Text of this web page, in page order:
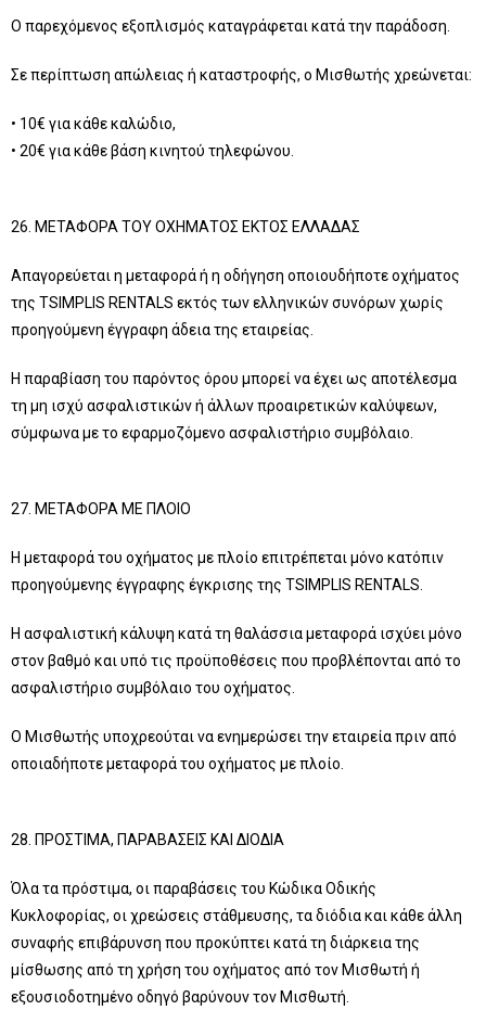
Ο παρεχόμενος εξοπλισμός καταγράφεται κατά την παράδοση.
Σε περίπτωση απώλειας ή καταστροφής, ο Μισθωτής χρεώνεται:
• 10€ για κάθε καλώδιο,
• 20€ για κάθε βάση κινητού τηλεφώνου.
26. ΜΕΤΑΦΟΡΑ ΤΟΥ ΟΧΗΜΑΤΟΣ ΕΚΤΟΣ ΕΛΛΑΔΑΣ
Απαγορεύεται η μεταφορά ή η οδήγηση οποιουδήποτε οχήματος
της TSIMPLIS RENTALS εκτός των ελληνικών συνόρων χωρίς
προηγούμενη έγγραφη άδεια της εταιρείας.
Η παραβίαση του παρόντος όρου μπορεί να έχει ως αποτέλεσμα
τη μη ισχύ ασφαλιστικών ή άλλων προαιρετικών καλύψεων,
σύμφωνα με το εφαρμοζόμενο ασφαλιστήριο συμβόλαιο.
27. ΜΕΤΑΦΟΡΑ ΜΕ ΠΛΟΙΟ
Η μεταφορά του οχήματος με πλοίο επιτρέπεται μόνο κατόπιν
προηγούμενης έγγραφης έγκρισης της TSIMPLIS RENTALS.
Η ασφαλιστική κάλυψη κατά τη θαλάσσια μεταφορά ισχύει μόνο
στον βαθμό και υπό τις προϋποθέσεις που προβλέπονται από το
ασφαλιστήριο συμβόλαιο του οχήματος.
Ο Μισθωτής υποχρεούται να ενημερώσει την εταιρεία πριν από
οποιαδήποτε μεταφορά του οχήματος με πλοίο.
28. ΠΡΟΣΤΙΜΑ, ΠΑΡΑΒΑΣΕΙΣ ΚΑΙ ΔΙΟΔΙΑ
Όλα τα πρόστιμα, οι παραβάσεις του Κώδικα Οδικής
Κυκλοφορίας, οι χρεώσεις στάθμευσης, τα διόδια και κάθε άλλη
συναφής επιβάρυνση που προκύπτει κατά τη διάρκεια της
μίσθωσης από τη χρήση του οχήματος από τον Μισθωτή ή
εξουσιοδοτημένο οδηγό βαρύνουν τον Μισθωτή.